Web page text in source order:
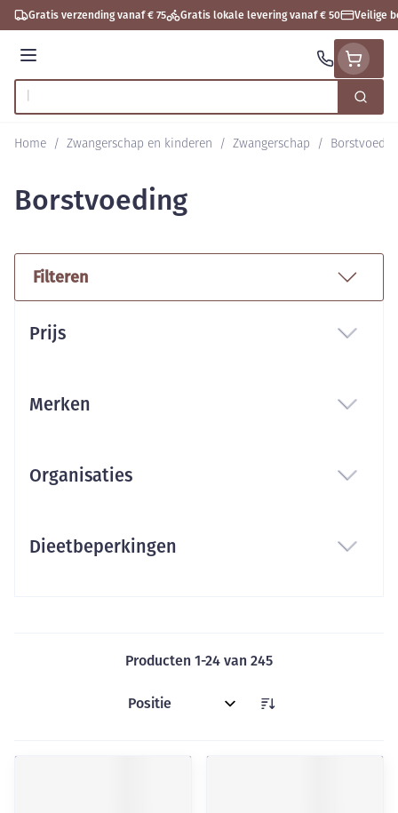
Ga naar de inhoud
Gratis verzending vanaf € 75 Gratis lokale levering vanaf € 50 Veilige
Menu
Product, merk, categorie... Zoek
Home / Zwangerschap en kinderen / Zwangerschap /
Borstvoeding
Filteren
Prijs
Merken
Organisaties
Dieetbeperkingen
Producten 1-24 van 245
Sorteer op: